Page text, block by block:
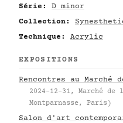
Série:
D minor
Collection:
Technique:
Acrylic
EXPOSITIONS
Rencontres au Marché
2024-12-31, Marché
Montparnasse, Paris)
Salon d'art